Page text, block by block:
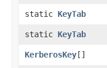
static KeyTab
static KeyTab
KerberosKey[]